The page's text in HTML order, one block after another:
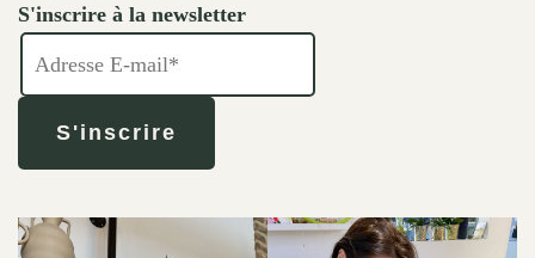
S'inscrire à la newsletter